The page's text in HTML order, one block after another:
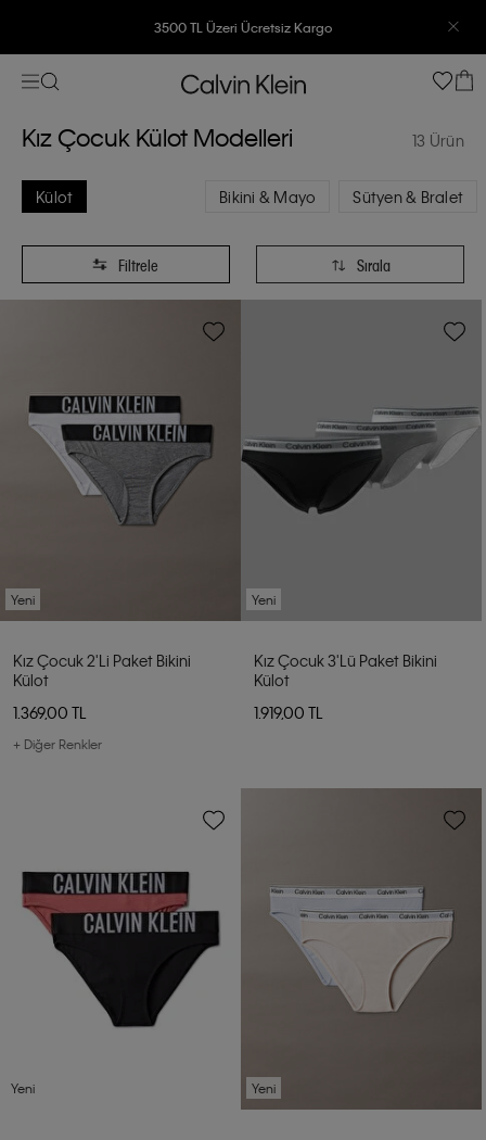
3500 TL Üzeri Ücretsiz Kargo
7500 TL Ve Üzeri Alışverişlerinizde 6 Taksit İmkanı
Kız Çocuk Külot Modelleri 13 Ürün
Bikini & Mayo
Külot Sütyen & Bralet
Filtrele Sırala
Yeni
Kız Çocuk 2'li Paket Bikini
Külot
1.369,00 TL
+ Diğer Renkler
Yeni
Kız Çocuk 3'lü Paket Bikini
Külot
1.919,00 TL
Yeni Yeni